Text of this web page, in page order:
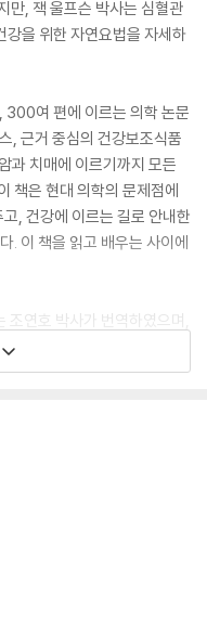
만, 잭 울프슨 박사는 심혈관
강을 위한 자연요법을 자세하
300여 편에 이르는 의학 논문
, 근거 중심의 건강보조식품
과 치매에 이르기까지 모든
책은 현대 의학의 문제점에
, 건강에 이르는 길로 안내한
. 이 책을 읽고 배우는 사이에
연호 박사가 번역하였으며,
』의 역자로서 유튜브 SNS에
에게 올바른 건강법을 알려주
.